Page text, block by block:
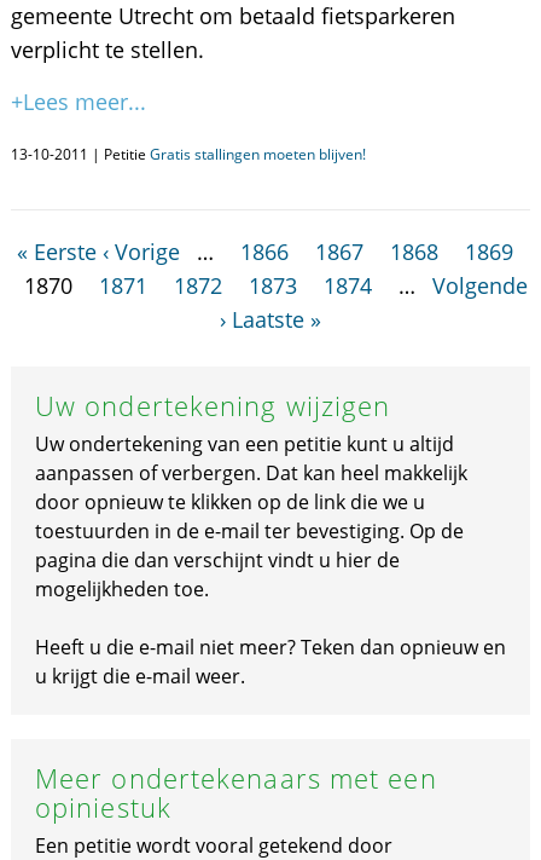
gemeente Utrecht om betaald fietsparkeren
verplicht te stellen.
+Lees meer...
13-10-2011 | Petitie Gratis stallingen moeten blijven!
« Eerste ‹ Vorige … 1866 1867 1868
1869
1870
1871 1872 1873 1874 …
Volgende
› Laatste »
Uw ondertekening wijzigen
Uw ondertekening van een petitie kunt u altijd
aanpassen of verbergen. Dat kan heel makkelijk
door opnieuw te klikken op de link die we u
toestuurden in de e-mail ter bevestiging. Op de
pagina die dan verschijnt vindt u hier de
mogelijkheden toe.
Heeft u die e-mail niet meer? Teken dan opnieuw en
u krijgt die e-mail weer.
Meer ondertekenaars met een
opiniestuk
Een petitie wordt vooral getekend door